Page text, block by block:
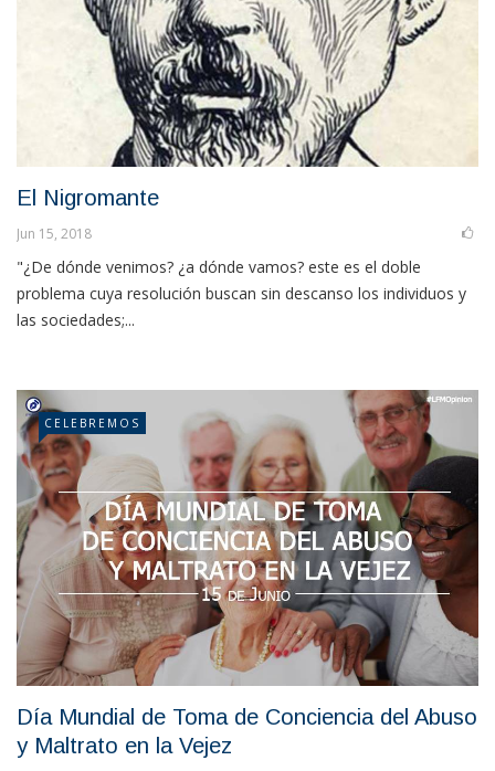
El Nigromante
Jun 15, 2018
"¿De dónde venimos? ¿a dónde vamos? este es el doble
problema cuya resolución buscan sin descanso los individuos y
las sociedades;...
CELEBREMOS
Día Mundial de Toma de Conciencia del Abuso
y Maltrato en la Vejez